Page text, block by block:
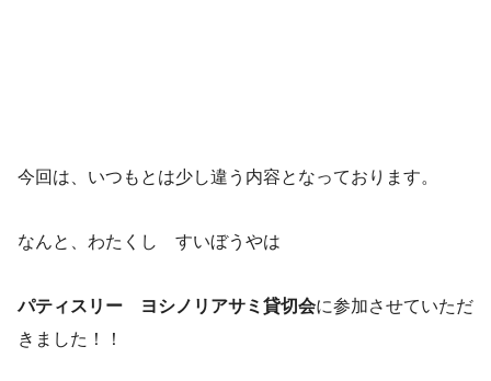
今回は、いつもとは少し違う内容となっております。
なんと、わたくし すいぼうやは
パティスリー ヨシノリアサミ貸切会に参加させていただ
きました！！